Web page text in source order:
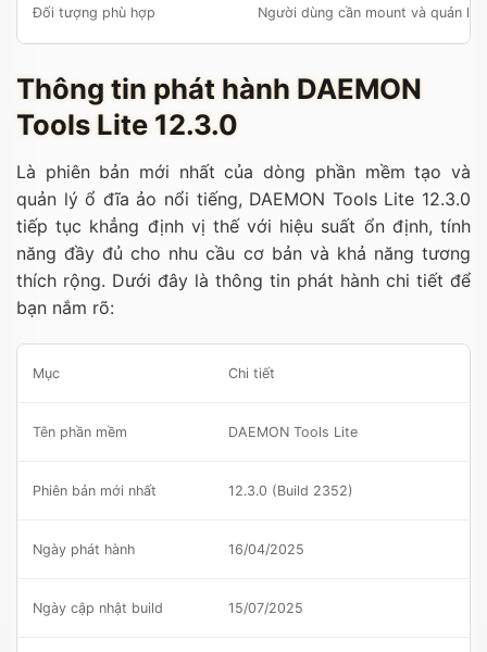
Đối tượng phù hợp Người dùng cần mount và quản lý
Thông tin phát hành DAEMON
Tools Lite 12.3.0
Là phiên bản mới nhất của dòng phần mềm tạo và
quản lý ổ đĩa ảo nổi tiếng, DAEMON Tools Lite 12.3.0
tiếp tục khẳng định vị thế với hiệu suất ổn định, tính
năng đầy đủ cho nhu cầu cơ bản và khả năng tương
thích rộng. Dưới đây là thông tin phát hành chi tiết để
bạn nắm rõ:
Mục Chi tiết
Tên phần mềm DAEMON Tools Lite
Phiên bản mới nhất 12.3.0 (Build 2352)
Ngày phát hành 16/04/2025
Ngày cập nhật build 15/07/2025